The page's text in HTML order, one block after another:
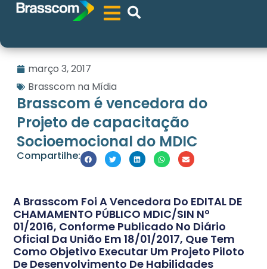
março 3, 2017
Brasscom na Mídia
Brasscom é vencedora do
Projeto de capacitação
Socioemocional do MDIC
Compartilhe:
A Brasscom Foi A Vencedora Do EDITAL DE
CHAMAMENTO PÚBLICO MDIC/SIN Nº
01/2016, Conforme Publicado No Diário
Oficial Da União Em 18/01/2017, Que Tem
Como Objetivo Executar Um Projeto Piloto
De Desenvolvimento De Habilidades